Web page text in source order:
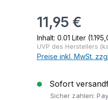
Regulärer Preis:
11,95 €
Inhalt: 0.01 Liter
UVP des Herstellers
Preise inkl. MwSt.
Sofort
Sicher zahlen: